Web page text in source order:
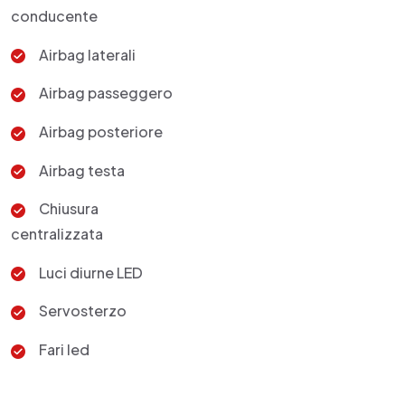
conducente
Airbag laterali
Airbag passeggero
Airbag posteriore
Airbag testa
Chiusura
centralizzata
Luci diurne LED
Servosterzo
Fari led